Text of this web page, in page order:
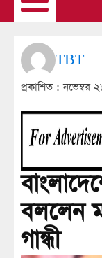
TBT
প্রকাশিত :নভেম্বর
বললেন
গান্ধী